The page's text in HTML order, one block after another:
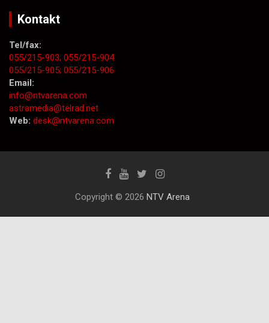
Kontakt
Tel/fax:
055/215-903; 055/215-904
055/215-905; 055/215-906
Email:
info@ntvarena.com
astramedia@telrad.net
Web: desk@ntvarena.com
Copyright © 2026 NTV Arena